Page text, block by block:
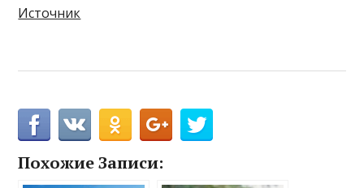
Источник
Похожие Записи: